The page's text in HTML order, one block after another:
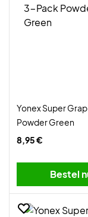
Yonex Super
Powder Green
8,95 €
Bestel